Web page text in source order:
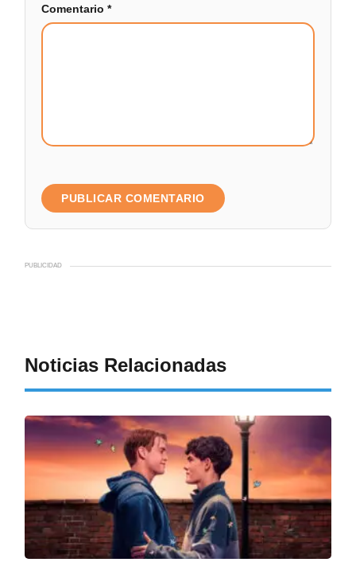
Comentario*
PUBLICIDAD
Noticias Relacionadas